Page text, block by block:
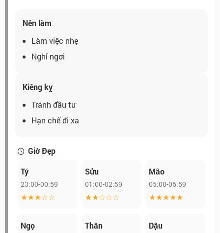
Nên làm
Làm việc nhẹ
Nghỉ ngơi
Kiêng kỵ
Tránh đầu tư
Hạn chế đi xa
Giờ Đẹp
Tý
23:00-00:59
★★★☆☆
Sửu
01:00-02:59
★★☆☆☆
Mão
05:00-06:59
★★★★★
Ngọ Thân Dậu